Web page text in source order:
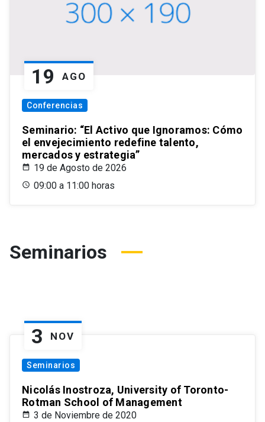
19 AGO
Conferencias
Seminario: “El Activo que Ignoramos: Cómo
el envejecimiento redefine talento,
mercados y estrategia”
19 de Agosto de 2026
09:00 a 11:00 horas
Seminarios
3 NOV
Seminarios
Nicolás Inostroza, University of Toronto-
Rotman School of Management
3 de Noviembre de 2020